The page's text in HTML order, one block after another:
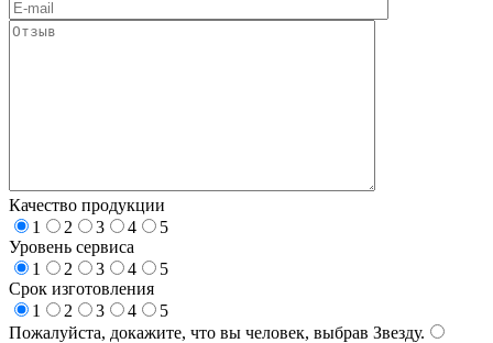
Качество продукции
1
2 3 4
5
Уровень сервиса
1
2 3 4
5
Срок изготовления
1
2 3 4
5
Пожалуйста, докажите, что вы человек, выбрав Звезду.